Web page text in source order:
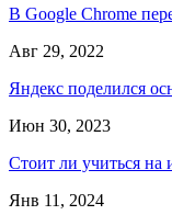
В Google Chrome
Авг 29, 2022
Яндекс поделился
Июн 30, 2023
Стоит ли учиться на
Янв 11, 2024